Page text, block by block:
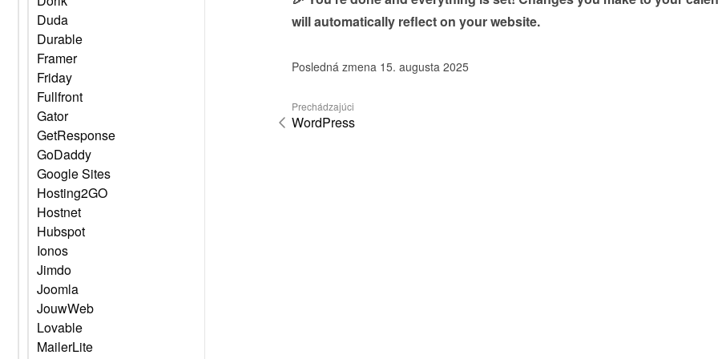
Duda
Durable
Framer
Friday
Fullfront
Gator
GetResponse
GoDaddy
Google Sites
Hosting2GO
Hostnet
Hubspot
Ionos
Jimdo
Joomla
JouwWeb
Lovable
MailerLite
will automatically reflect on your website.
Posledná zmena 15. augusta 2025
Prechádzajúci
WordPress